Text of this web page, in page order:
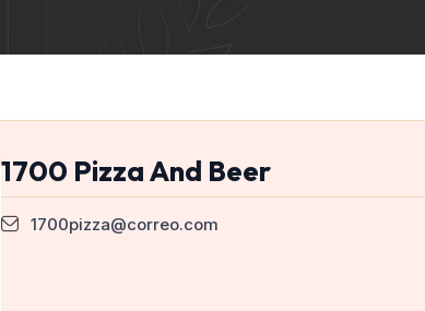
1700 Pizza And Beer
1700pizza@correo.com